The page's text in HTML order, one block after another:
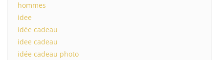
hommes
idee
idée cadeau
idee cadeau
idée cadeau photo